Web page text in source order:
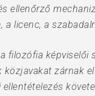
ellenőrző
a licenc, a
filozófia képviselői
közjavakat zárnak
ellentételezés